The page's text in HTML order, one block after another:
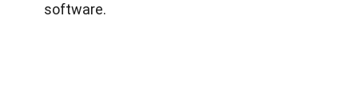
software.